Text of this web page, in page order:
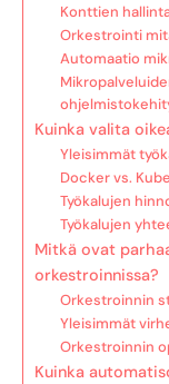
Konttien
Orkestrointi
Automaatio
Kuinka valita
Yleisimmät
Docker vs.
Työkalujen
Työkalujen
Mitkä ovat
orkestroinnissa?
Orkestroinnin
Yleisimmät
Orkestroinnin
Kuinka